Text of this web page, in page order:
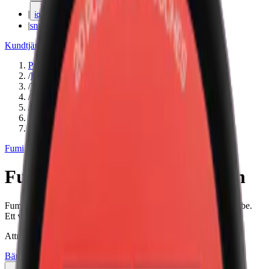
| iqos
|snuskuriren
Kundtjänst
Varumärken
Produkter
/Fumi
/Vitt snus
/ Torr Portion
/
/
Normal
Fumi
Fumi Strawberry Cream Slim
Fumi Strawberry Cream med smak av söt och lätt syrlig jordgubbe.
Ett vitt snus utan tobak med 8,4 milligram nikotin.
Attribut
Bär
Delisted